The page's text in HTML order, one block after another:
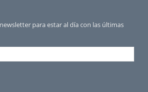
para estar al día con las últimas